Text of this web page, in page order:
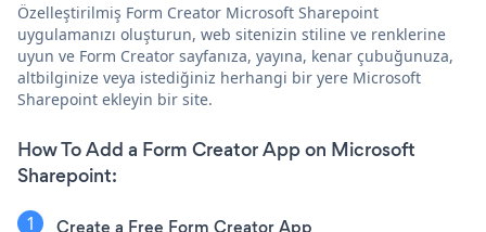
Özelleştirilmiş Form Creator Microsoft Sharepoint
uygulamanızı oluşturun, web sitenizin stiline ve renklerine
uyun ve Form Creator sayfanıza, yayına, kenar çubuğunuza,
altbilginize veya istediğiniz herhangi bir yere Microsoft
Sharepoint ekleyin bir site.
How To Add a Form Creator App on Microsoft
Sharepoint:
Create a Free Form Creator App